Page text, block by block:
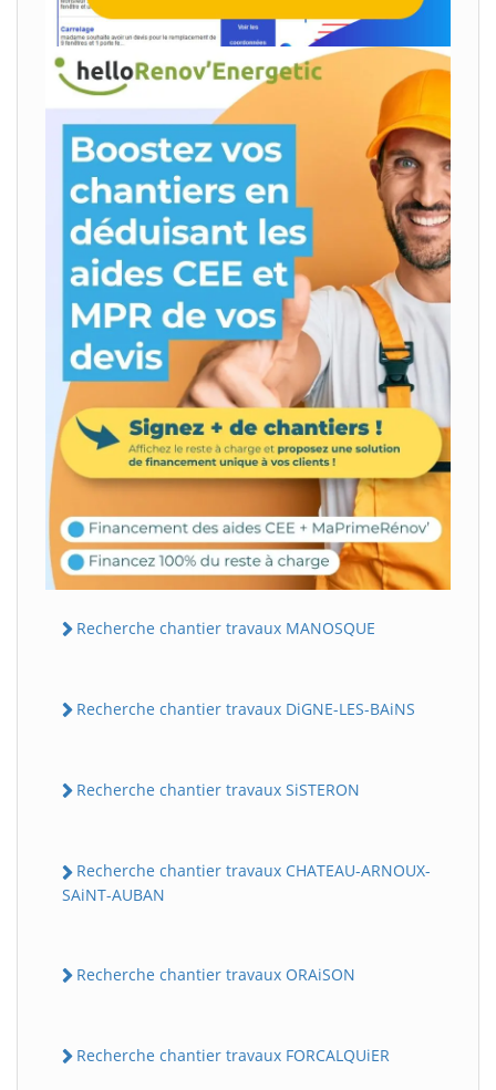
Recherche chantier travaux MANOSQUE
Recherche chantier travaux DiGNE-LES-BAiNS
Recherche chantier travaux SiSTERON
Recherche chantier travaux CHATEAU-ARNOUX-
SAiNT-AUBAN
Recherche chantier travaux ORAiSON
Recherche chantier travaux FORCALQUiER